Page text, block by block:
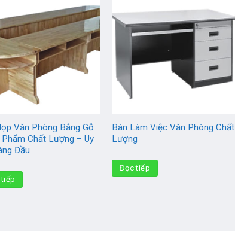
Văn Phòng Bằng Gỗ
Phẩm Chất Lượng – Uy
Đầu
Bàn Làm Việc Văn Phòng Chất
Lượng
Đọc tiếp